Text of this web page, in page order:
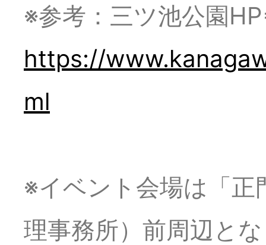
ル
※参考：三ツ池公園
https://
ml
※イベント会場は「正
理事務所）前周辺と